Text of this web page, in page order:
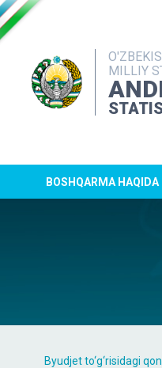
MILLIY
BOSHQARMA HAQIDA
Byudjet to‘g‘risidagi